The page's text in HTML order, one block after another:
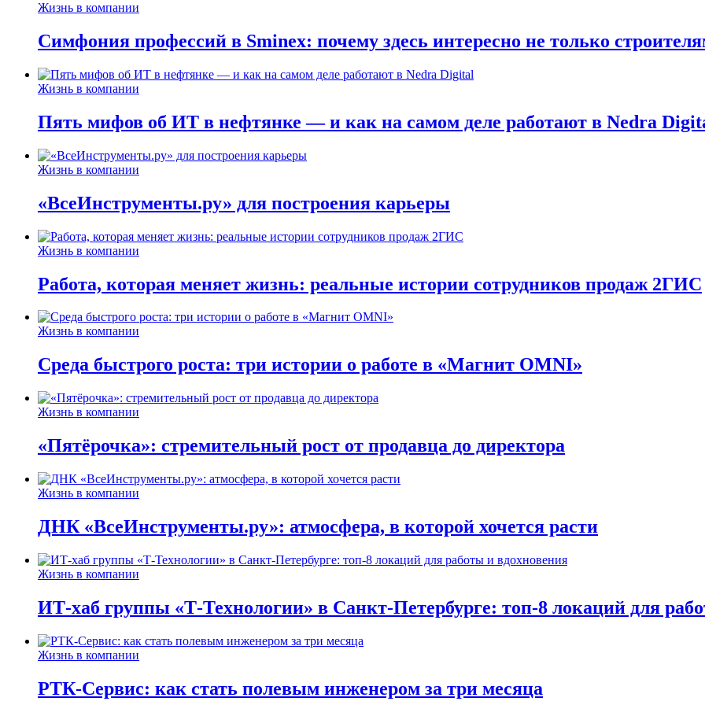
Жизнь в компании
Симфония профессий в Sminex: почему здесь интересно не только
Жизнь в компании
Пять мифов об ИТ в нефтянке — и как на самом деле работают в Nedra
Жизнь в компании
«ВсеИнструменты.ру» для построения карьеры
Жизнь в компании
Работа, которая меняет жизнь: реальные истории сотрудников продаж 2ГИС
Жизнь в компании
Среда быстрого роста: три истории о работе в «Магнит OMNI»
Жизнь в компании
«Пятёрочка»: стремительный рост от продавца до директора
Жизнь в компании
ДНК «ВсеИнструменты.ру»: атмосфера, в которой хочется расти
Жизнь в компании
ИТ-хаб группы «Т-Технологии» в Санкт-Петербурге: топ-8 локаций для
Жизнь в компании
РТК-Сервис: как стать полевым инженером за три месяца